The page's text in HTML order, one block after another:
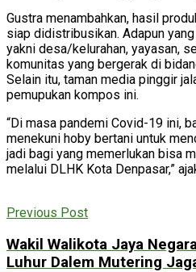
Gustra menambahkan, hasil
siap didistribusikan. Adapun
yakni desa/kelurahan, yayasan,
komunitas yang bergerak di
Selain itu, taman media pinggir
pemupukan kompos ini.
“Di masa pandemi Covid-19 ini,
menekuni hoby bertani untuk
jadi bagi yang memerlukan bisa
melalui DLHK Kota Denpasar,”
Previous Post
Wakil Walikota Jaya
Luhur Dalem Mutering